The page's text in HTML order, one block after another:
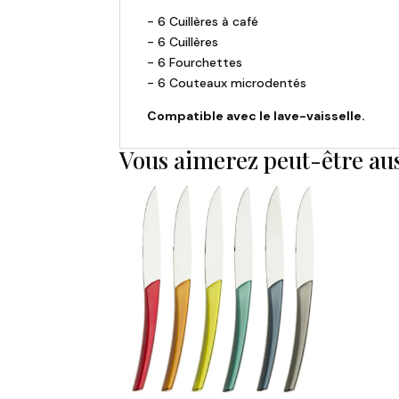
- 6 Cuillères à café
- 6 Cuillères
- 6 Fourchettes
- 6 Couteaux microdentés
Compatible avec le lave-vaisselle.
Vous aimerez peut-être